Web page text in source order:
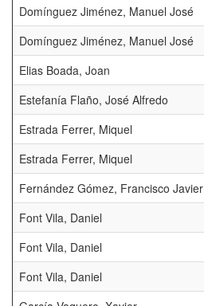
Domínguez Jiménez, Manuel José
Domínguez Jiménez, Manuel José
Elias Boada, Joan
Estefanía Flaño, José Alfredo
Estrada Ferrer, Miquel
Estrada Ferrer, Miquel
Fernández Gómez, Francisco Javier
Font Vila, Daniel
Font Vila, Daniel
Font Vila, Daniel